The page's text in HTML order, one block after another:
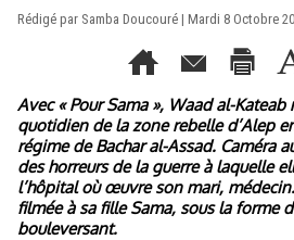
Rédigé par Samba Doucouré | Mardi 8 Octobre
Avec « Pour Sama », Waad al-
quotidien de la zone rebelle d’Alep
régime de Bachar al-Assad. Caméra
des horreurs de la guerre à laquelle
l’hôpital où œuvre son mari,
filmée à sa fille Sama, sous la forme
bouleversant.